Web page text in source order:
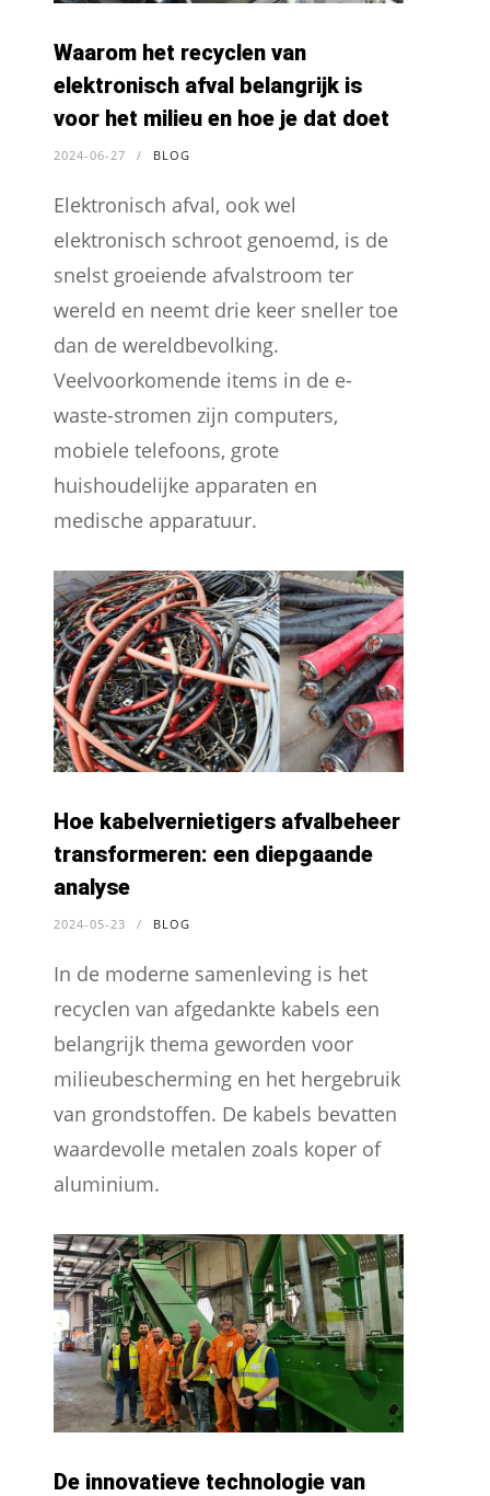
Waarom het recyclen van
elektronisch afval belangrijk is
voor het milieu en hoe je dat doet
2024-06-27 / BLOG
Elektronisch afval, ook wel
elektronisch schroot genoemd, is de
snelst groeiende afvalstroom ter
wereld en neemt drie keer sneller toe
dan de wereldbevolking.
Veelvoorkomende items in de e-
waste-stromen zijn computers,
mobiele telefoons, grote
huishoudelijke apparaten en
medische apparatuur.
Hoe kabelvernietigers afvalbeheer
transformeren: een diepgaande
analyse
2024-05-23 / BLOG
In de moderne samenleving is het
recyclen van afgedankte kabels een
belangrijk thema geworden voor
milieubescherming en het hergebruik
van grondstoffen. De kabels bevatten
waardevolle metalen zoals koper of
aluminium.
De innovatieve technologie van